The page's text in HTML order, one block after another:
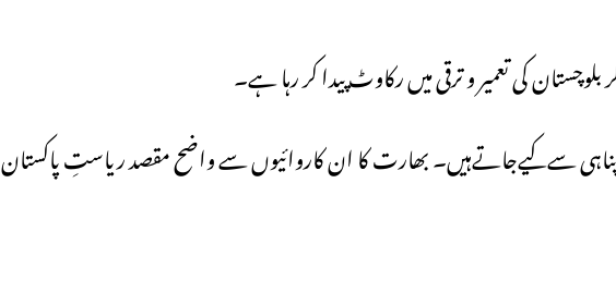
کی تعمیر و ترقی میں رکاوٹ پیدا کر رہا ہے۔
سےکیےجاتےہیں۔ بھارت کا ان کاروائیوں سے واضح مقصد ریاستِ پاکستان